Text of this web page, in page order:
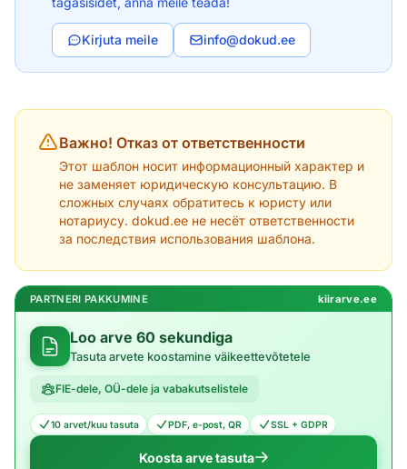
Kirjuta meile info@dokud.ee
Важно! Отказ от ответственности
Этот шаблон носит информационный характер и
не заменяет юридическую консультацию. В
сложных случаях обратитесь к юристу или
нотариусу. dokud.ee не несёт ответственности
за последствия использования шаблона.
PARTNERI PAKKUMINE kiirarve.ee
Loo arve 60 sekundiga
Tasuta arvete koostamine väikeettevõtetele
FIE-dele, OÜ-dele ja vabakutselistele
10 arvet/kuu tasuta PDF, e-post, QR SSL + GDPR
Koosta arve tasuta